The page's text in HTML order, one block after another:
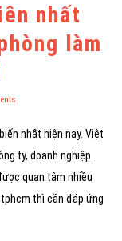
nhất
làm
nhất hiện nay. Việt
ty, doanh nghiệp.
quan tâm nhiều
thì cần đáp ứng